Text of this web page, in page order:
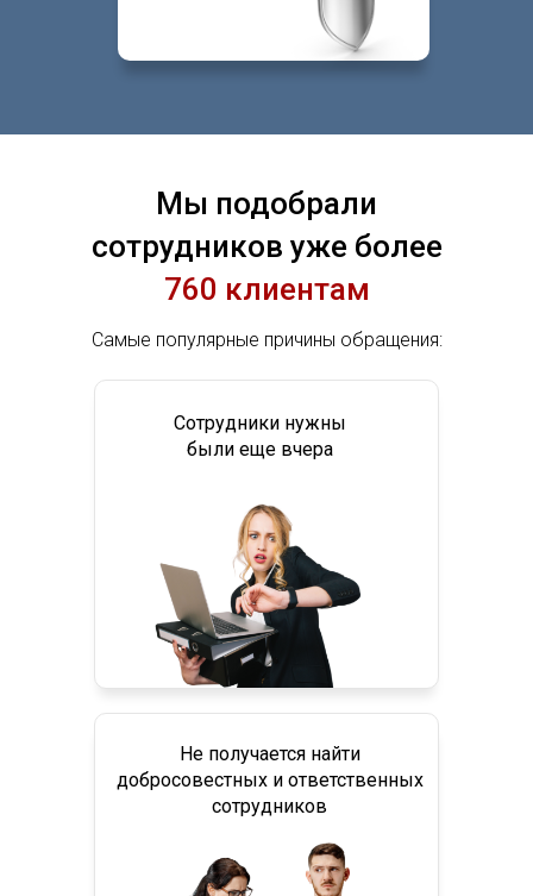
Мы подобрали
сотрудников уже более
760 клиентам
Самые популярные причины обращения:
Сотрудники нужны
были еще вчера
Не получается найти
добросовестных и ответственных
сотрудников